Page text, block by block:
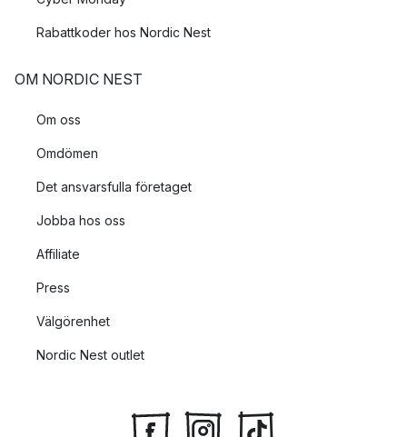
Rabattkoder hos Nordic Nest
OM NORDIC NEST
Om oss
Omdömen
Det ansvarsfulla företaget
Jobba hos oss
Affiliate
Press
Välgörenhet
Nordic Nest outlet